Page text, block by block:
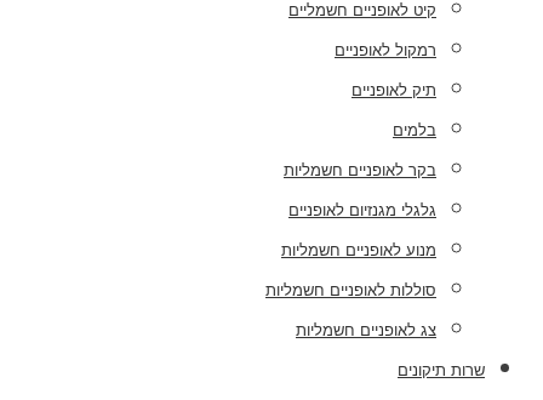
קיט לאופניים חשמליים
רמקול לאופניים
תיק לאופניים
בלמים
בקר לאופניים חשמליות
גלגלי מגנזיום לאופניים
מנוע לאופניים חשמליות
סוללות לאופניים חשמליות
צג לאופניים חשמליות
שרות תיקונים